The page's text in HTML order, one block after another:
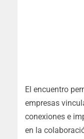
El encuentro
empresas
conexiones e
en la